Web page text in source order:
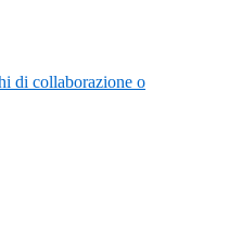
di collaborazione o